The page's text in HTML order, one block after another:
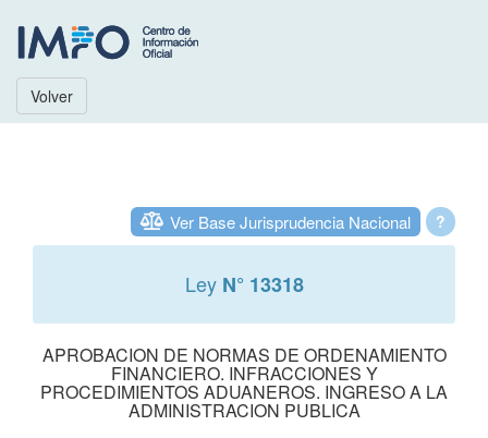
Volver
?
Ver Base Jurisprudencia Nacional
Ley N° 13318
APROBACION DE NORMAS DE ORDENAMIENTO
FINANCIERO. INFRACCIONES Y
PROCEDIMIENTOS ADUANEROS. INGRESO A LA
ADMINISTRACION PUBLICA